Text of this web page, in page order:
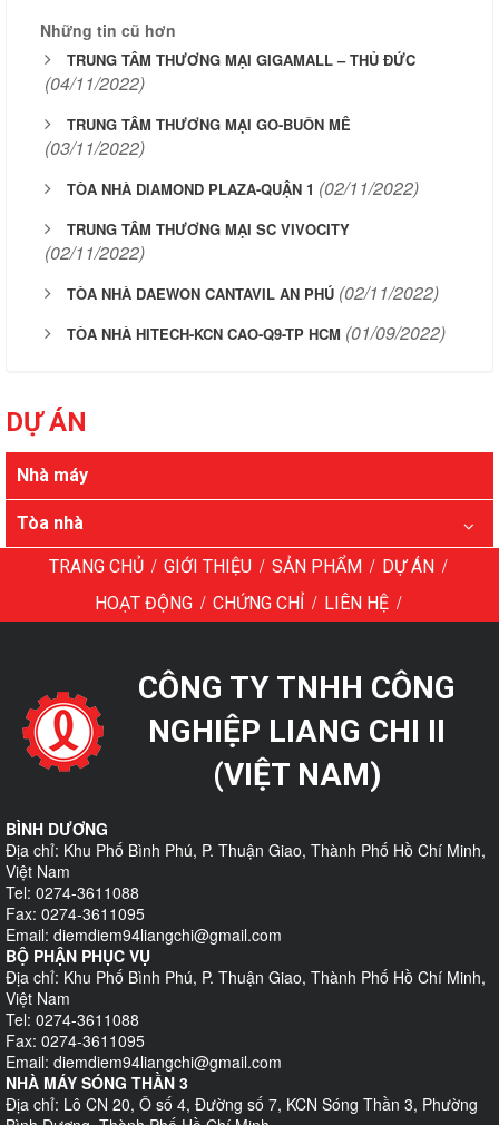
Những tin cũ hơn
TRUNG TÂM THƯƠNG MẠI GIGAMALL – THỦ ĐỨC
(04/11/2022)
TRUNG TÂM THƯƠNG MẠI GO-BUÔN MÊ
(03/11/2022)
TÒA NHÀ DIAMOND PLAZA-QUẬN 1 (02/11/2022)
TRUNG TÂM THƯƠNG MẠI SC VIVOCITY
(02/11/2022)
TÒA NHÀ DAEWON CANTAVIL AN PHÚ (02/11/2022)
TÒA NHÀ HITECH-KCN CAO-Q9-TP HCM (01/09/2022)
DỰ ÁN
Nhà máy
Tòa nhà
TRANG CHỦ / GIỚI THIỆU / SẢN PHẨM / DỰ ÁN /
HOẠT ĐỘNG / CHỨNG CHỈ / LIÊN HỆ /
CÔNG TY TNHH CÔNG
NGHIỆP LIANG CHI II
(VIỆT NAM)
BÌNH DƯƠNG
Địa chỉ: Khu Phố Bình Phú, P. Thuận Giao, Thành Phố Hồ Chí Minh,
Việt Nam
Tel: 0274-3611088
Fax: 0274-3611095
Email: diemdiem94liangchi@gmail.com
BỘ PHẬN PHỤC VỤ
Địa chỉ: Khu Phố Bình Phú, P. Thuận Giao, Thành Phố Hồ Chí Minh,
Việt Nam
Tel: 0274-3611088
Fax: 0274-3611095
Email: diemdiem94liangchi@gmail.com
NHÀ MÁY SÓNG THẦN 3
Địa chỉ: Lô CN 20, Ô số 4, Đường số 7, KCN Sóng Thần 3, Phường